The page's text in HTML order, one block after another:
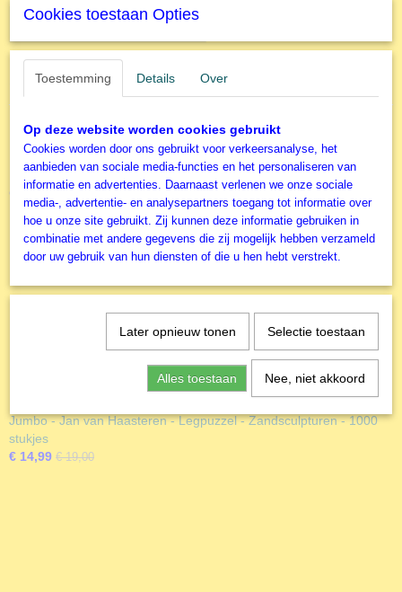
IN WINKELWAGEN
Specificaties
T6566
EAN code
5060002006566
The House of Puzzles
Formaat gelegde puzzel
48,5x68,5 cm
Ook interessant
Jumbo - Jan van Haasteren - Legpuzzel - Zandsculpturen - 1000
stukjes
€ 14,99 € 19,00
Cookies toestaan Opties
Toestemming Details Over
Op deze website worden cookies gebruikt
Cookies worden door ons gebruikt voor verkeersanalyse, het
aanbieden van sociale media-functies en het personaliseren van
informatie en advertenties. Daarnaast verlenen we onze sociale
media-, advertentie- en analysepartners toegang tot informatie over
hoe u onze site gebruikt. Zij kunnen deze informatie gebruiken in
combinatie met andere gegevens die zij mogelijk hebben verzameld
door uw gebruik van hun diensten of die u hen hebt verstrekt.
Later opnieuw tonen Selectie toestaan
Alles toestaan Nee, niet akkoord